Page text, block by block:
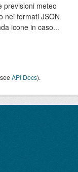
previsioni meteo
nei formati JSON
icone in caso...
API Docs).